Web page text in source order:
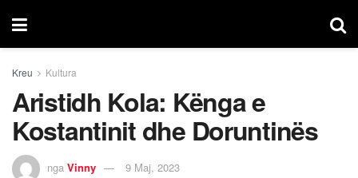
Kreu Kultura
Aristidh Kola: Kënga e
Kostantinit dhe Doruntinës
nga Vinny 9 Maj, 2023